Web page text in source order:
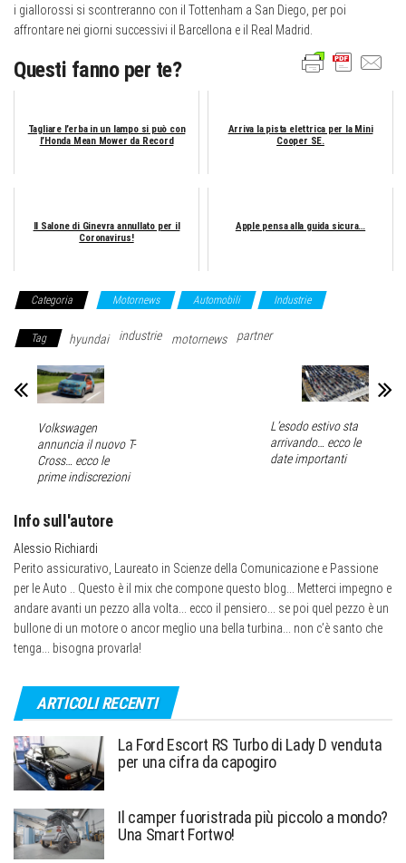
i giallorossi si scontreranno con il Tottenham a San Diego, per poi
affrontare nei giorni successivi il Barcellona e il Real Madrid.
Questi fanno per te?
Tagliare l’erba in un lampo si può con
l’Honda Mean Mower da Record
Arriva la pista elettrica per la Mini
Cooper SE.
Il Salone di Ginevra annullato per il
Coronavirus!
Apple pensa alla guida sicura…
Categoria Motornews Automobili Industrie
Tag hyundai industrie motornews partner
Volkswagen
annuncia il nuovo T-
Cross… ecco le
prime indiscrezioni
L’esodo estivo sta
arrivando… ecco le
date importanti
Info sull'autore
Alessio Richiardi
Perito assicurativo, Laureato in Scienze della Comunicazione e Passione
per le Auto .. Questo è il mix che compone questo blog... Metterci impegno e
andare avanti un pezzo alla volta... ecco il pensiero... se poi quel pezzo è un
bullone di un motore o ancor meglio una bella turbina... non c’è santo che
tenga... bisogna provarla!
ARTICOLI RECENTI
La Ford Escort RS Turbo di Lady D venduta
per una cifra da capogiro
Il camper fuoristrada più piccolo a mondo?
Una Smart Fortwo!